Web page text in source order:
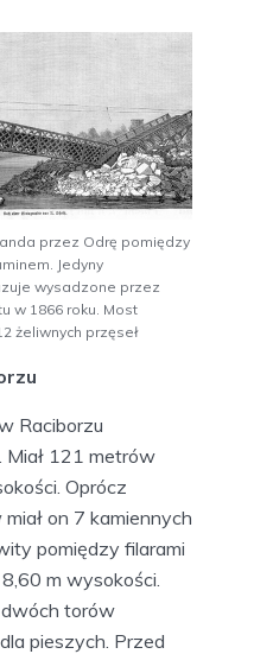
przez Odrę pomiędzy
Jedyny
wysadzone przez
w 1866 roku. Most
żeliwnych przęseł
Raciborzu
121 metrów
Oprócz
on 7 kamiennych
pomiędzy filarami
m wysokości.
dwóch torów
pieszych. Przed